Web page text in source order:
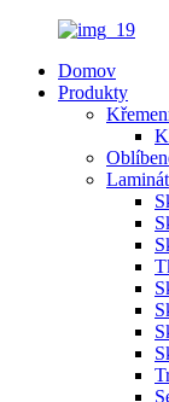
Domov
Produkty
Laminát